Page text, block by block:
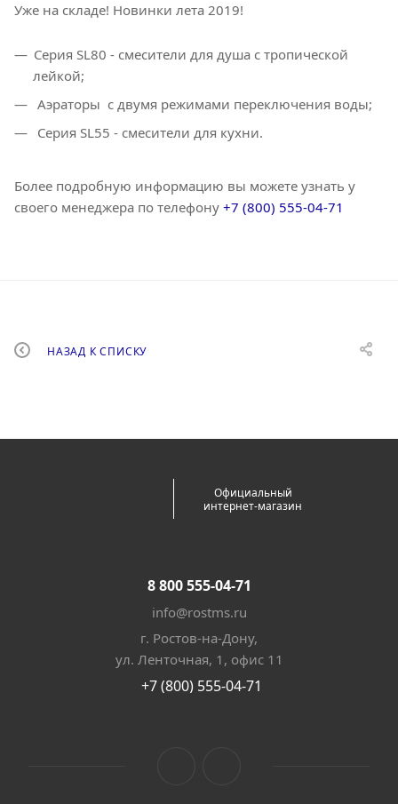
Уже на складе! Новинки лета 2019!
Серия SL80 - смесители для душа с тропической
лейкой;
Аэраторы с двумя режимами переключения воды;
Серия SL55 - смесители для кухни.
Более подробную информацию вы можете узнать у
своего менеджера по телефону +7 (800) 555-04-71
НАЗАД К СПИСКУ
Официальный
интернет-магазин
8 800 555-04-71
info@rostms.ru
г. Ростов-на-Дону,
ул. Ленточная, 1, офис 11
+7 (800) 555-04-71